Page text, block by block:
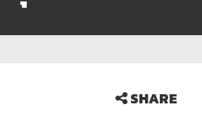
SHARE